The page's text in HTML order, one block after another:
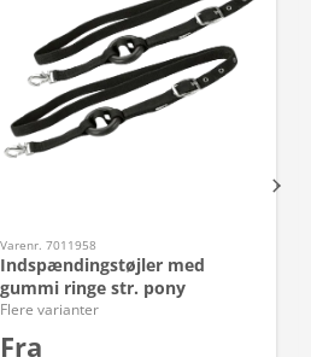
Varenr. 7011958
Indspændingstøjler med
gummi ringe str. pony
Flere varianter
Fra